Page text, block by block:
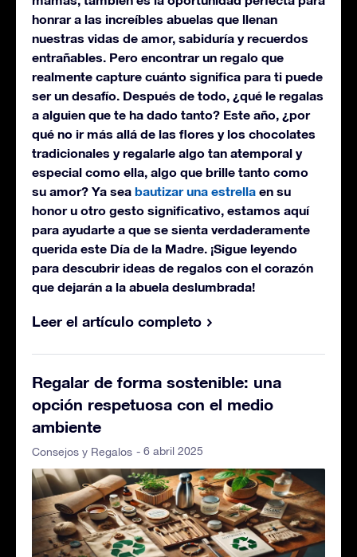
honrar a las increíbles abuelas que llenan
nuestras vidas de amor, sabiduría y recuerdos
entrañables. Pero encontrar un regalo que
realmente capture cuánto significa para ti puede
ser un desafío. Después de todo, ¿qué le regalas
a alguien que te ha dado tanto? Este año, ¿por
qué no ir más allá de las flores y los chocolates
tradicionales y regalarle algo tan atemporal y
especial como ella, algo que brille tanto como
su amor? Ya sea bautizar una estrella en su
honor u otro gesto significativo, estamos aquí
para ayudarte a que se sienta verdaderamente
querida este Día de la Madre. ¡Sigue leyendo
para descubrir ideas de regalos con el corazón
que dejarán a la abuela deslumbrada!
Leer el artículo completo
Regalar de forma sostenible: una
opción respetuosa con el medio
ambiente
Consejos y Regalos - 6 abril 2025